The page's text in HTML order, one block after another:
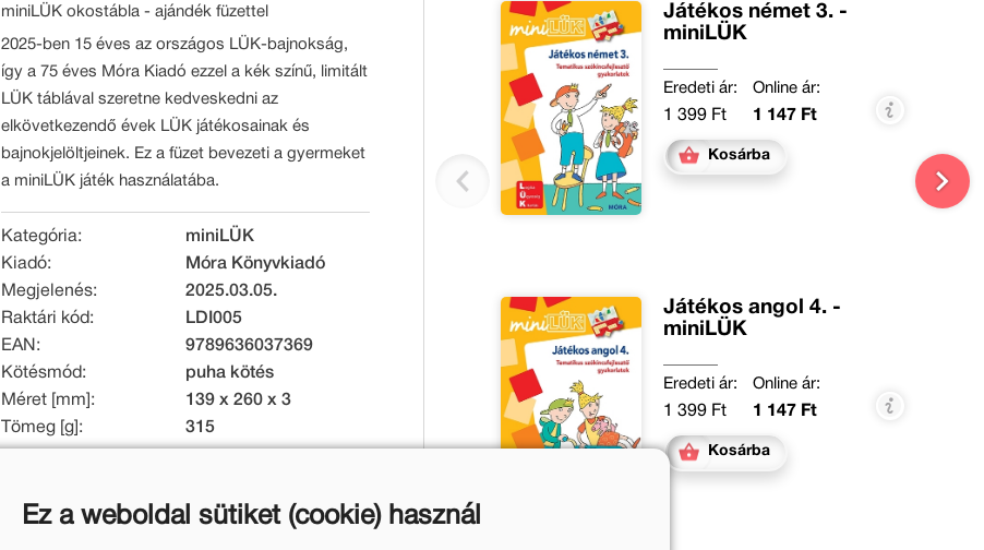
miniLÜK okostábla - ajándék füzettel
2025-ben 15 éves az országos LÜK-bajnokság,
így a 75 éves Móra Kiadó ezzel a kék színű, limitált
LÜK táblával szeretne kedveskedni az
elkövetkezendő évek LÜK játékosainak és
bajnokjelöltjeinek. Ez a füzet bevezeti a gyermeket
a miniLÜK játék használatába.
Kategória:
miniLÜK
Kiadó:
Móra Könyvkiadó
Megjelenés:
2025.03.05.
Raktári kód:
LDI005
EAN:
9789636037369
Kötésmód:
puha kötés
Méret [mm]:
139 x 260 x 3
Tömeg [g]:
315
4 499 Ft
3 689 Ft
Játékos német 3. -
miniLÜK
Eredeti ár:
1 399 Ft
Online ár:
1 147 Ft
Kosárba
Játékos angol 4. -
miniLÜK
Eredeti ár:
1 399 Ft
Online ár:
1 147 Ft
Kosárba
Ez a weboldal sütiket (cookie) használ